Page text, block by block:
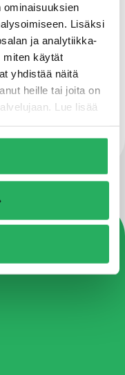
ominaisuuksien
Lisäksi
ja analytiikka-
miten käytät
yhdistää näitä
heille tai joita on
Lue lisää
rakenteissa.